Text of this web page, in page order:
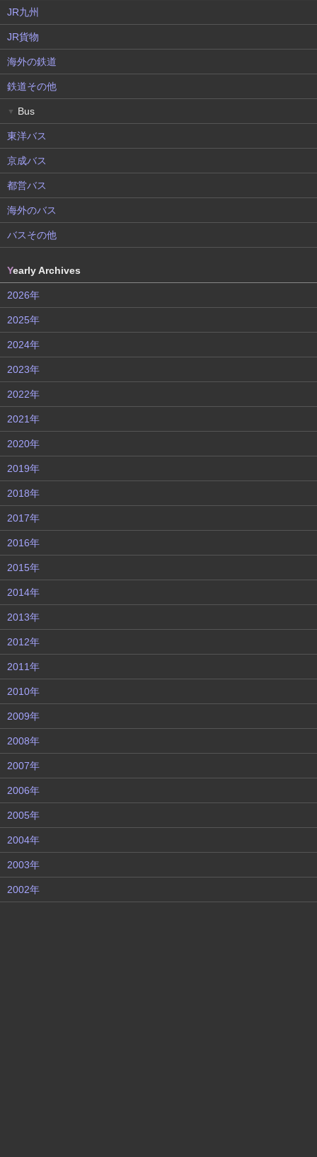
JR九州
JR貨物
海外の鉄道
鉄道その他
▼ Bus
東洋バス
京成バス
都営バス
海外のバス
バスその他
Yearly Archives
2026年
2025年
2024年
2023年
2022年
2021年
2020年
2019年
2018年
2017年
2016年
2015年
2014年
2013年
2012年
2011年
2010年
2009年
2008年
2007年
2006年
2005年
2004年
2003年
2002年